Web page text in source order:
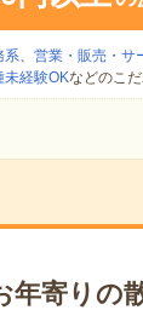
系、 営業・販売・サ
未経験OKなどのこ
年寄りの